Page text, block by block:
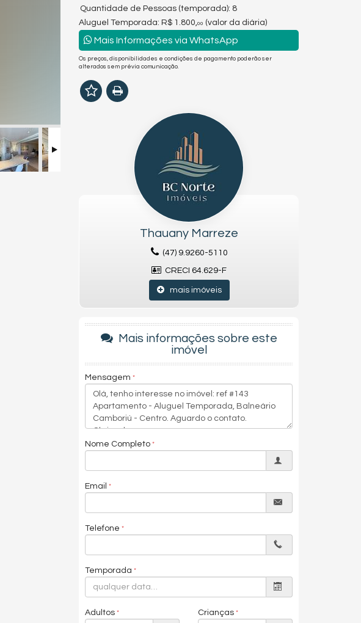
Quantidade de Pessoas (temporada): 8
Aluguel Temporada: R$ 1.800,00 (valor da diária)
Mais Informações via WhatsApp
Os preços, disponibilidades e condições de pagamento poderão ser
alterados sem prévia comunicação.
Thauany Marreze
(47) 9.9260-5110
CRECI 64.629-F
mais imóveis
Mais informações sobre este
imóvel
Mensagem
Nome Completo
Email
Telefone
Temporada
Adultos Crianças